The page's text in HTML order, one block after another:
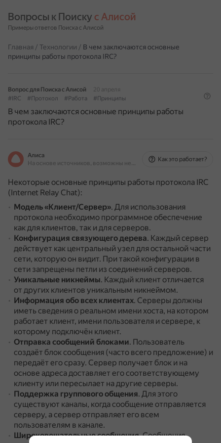
Вопросы к Поиску с Алисой
Примеры ответов Поиска с Алисой
Главная / Технологии / В чем заключаются основные
принципы работы протокола IRC?
Вопрос для Поиска с Алисой
20 апреля
#IRC
#Протокол #Работа #Принципы
В чем заключаются основные принципы работы
протокола IRC?
Алиса
На основе источников, возможны неточности
Как это работает?
Некоторые основные принципы работы протокола IRC
(Internet Relay Chat):
Модель «Клиент/Сервер». Для использования
протокола необходимо программное обеспечение
как для клиентов, так и для серверов.
Конфигурация связующего дерева. Каждый сервер
действует как центральный узел для остальной части
сети, которую он видит. При такой конфигурации в
сети запрещены петли из соединений серверов.
Уникальные никнеймы. Каждый клиент отличается
от других клиентов уникальным никнеймом.
Информация обо всех клиентах. Серверы должны
иметь сведения о реальном имени хоста, на котором
работает клиент, имени пользователя и сервере, к
которому подключён клиент.
Отправка сообщений блоками. Пользователь
создаёт блок сообщения (часто всего предложение) и
передаёт его сразу. Сервер получает блок и на
основе адреса доставляет его соответствующему
клиенту или пересылает на другие серверы.
Поддержка группового общения. Для этого
существуют каналы, когда сообщение отправляется
серверу, а сервер отправляет его всем
пользователям в канале.
Широковещательные сообщения.Сообщения